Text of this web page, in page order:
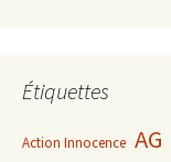
Étiquettes
Action Innocence AG